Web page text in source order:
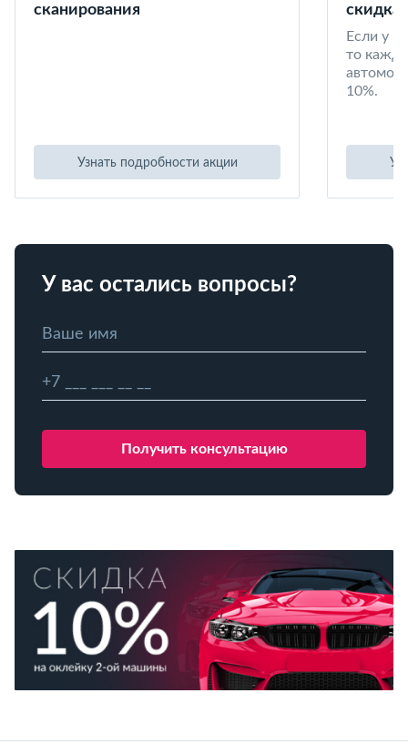
сканирования
Узнать подробности акции
скидка
Если у
то
10%.
У вас остались вопросы?